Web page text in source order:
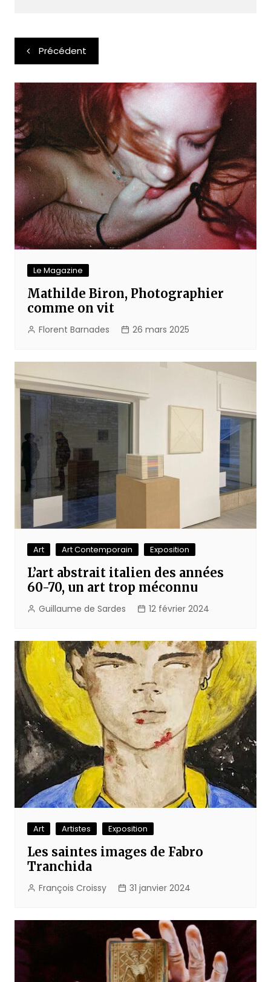
Navigation
de
l’article
Précédent
Le Magazine
Mathilde Biron, Photographier
comme on vit
Florent Barnades 26 mars 2025
Art Art Contemporain Exposition
L’art abstrait italien des années
60-70, un art trop méconnu
Guillaume de Sardes 12 février 2024
Art Artistes Exposition
Les saintes images de Fabro
Tranchida
François Croissy 31 janvier 2024